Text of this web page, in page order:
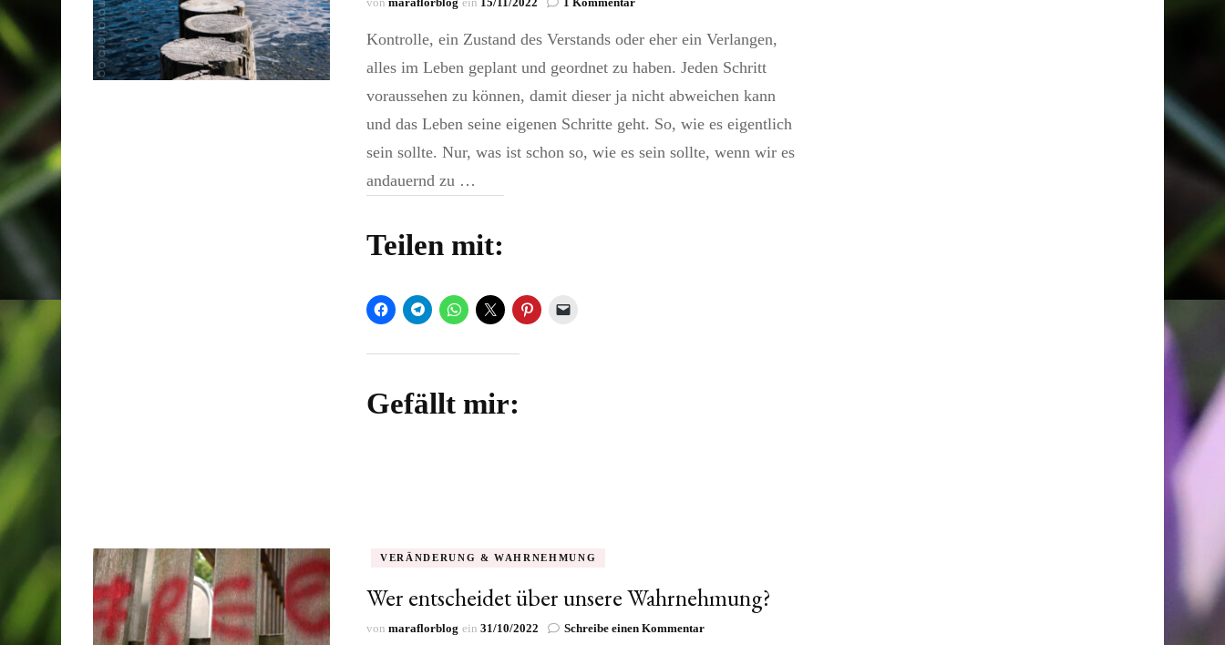
ein
der
Angst
Kontrolle, ein Zustand des Verstands oder eher ein Verlangen,
alles im Leben geplant und geordnet zu haben. Jeden Schritt
voraussehen zu können, damit dieser ja nicht abweichen kann
und das Leben seine eigenen Schritte geht. So, wie es eigentlich
sein sollte. Nur, was ist schon so, wie es sein sollte, wenn wir es
andauernd zu …
Teilen mit:
Gefällt mir:
VERÄNDERUNG & WAHRNEHMUNG
Wer entscheidet über unsere Wahrnehmung?
von maraflorblog ein 31/10/2022 Schreibe einen Kommentarzu